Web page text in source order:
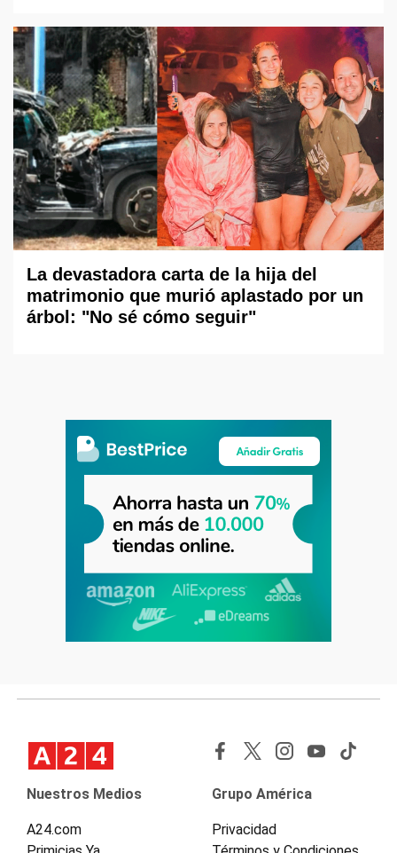
La devastadora carta de la hija del
matrimonio que murió aplastado por un
árbol: "No sé cómo seguir"
Nuestros Medios
A24.com
Grupo América
Privacidad